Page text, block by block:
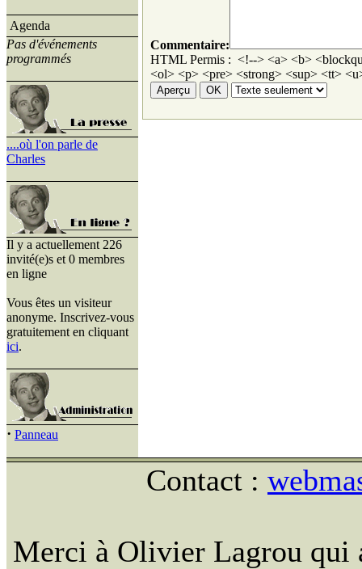
Agenda
Pas d'événements
programmés
....où l'on parle de
Charles
Il y a actuellement 226
invité(e)s et 0 membres
en ligne
Vous êtes un visiteur
anonyme. Inscrivez-vous
gratuitement en cliquant
ici.
· Panneau
Commentaire:
HTML Permis : <!--> <a> <b>
<ol> <p> <pre> <strong> <sup> <tt>
Contact :
Merci à Olivier Lagrou qui